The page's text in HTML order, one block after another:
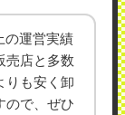
の運営実績
売店と多数
りも安く卸
ので、ぜひ